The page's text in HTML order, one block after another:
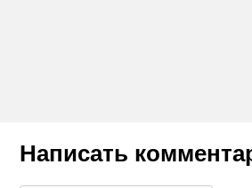
Написать